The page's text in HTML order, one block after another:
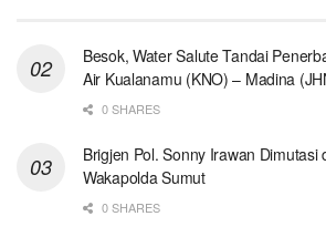
Besok, Water Salute Tandai
Air Kualanamu (KNO) – Madina
0 SHARES
Brigjen Pol. Sonny Irawan Dimutasi
Wakapolda Sumut
0 SHARES